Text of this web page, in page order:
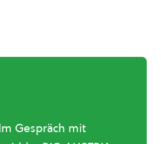
Gespräch mit